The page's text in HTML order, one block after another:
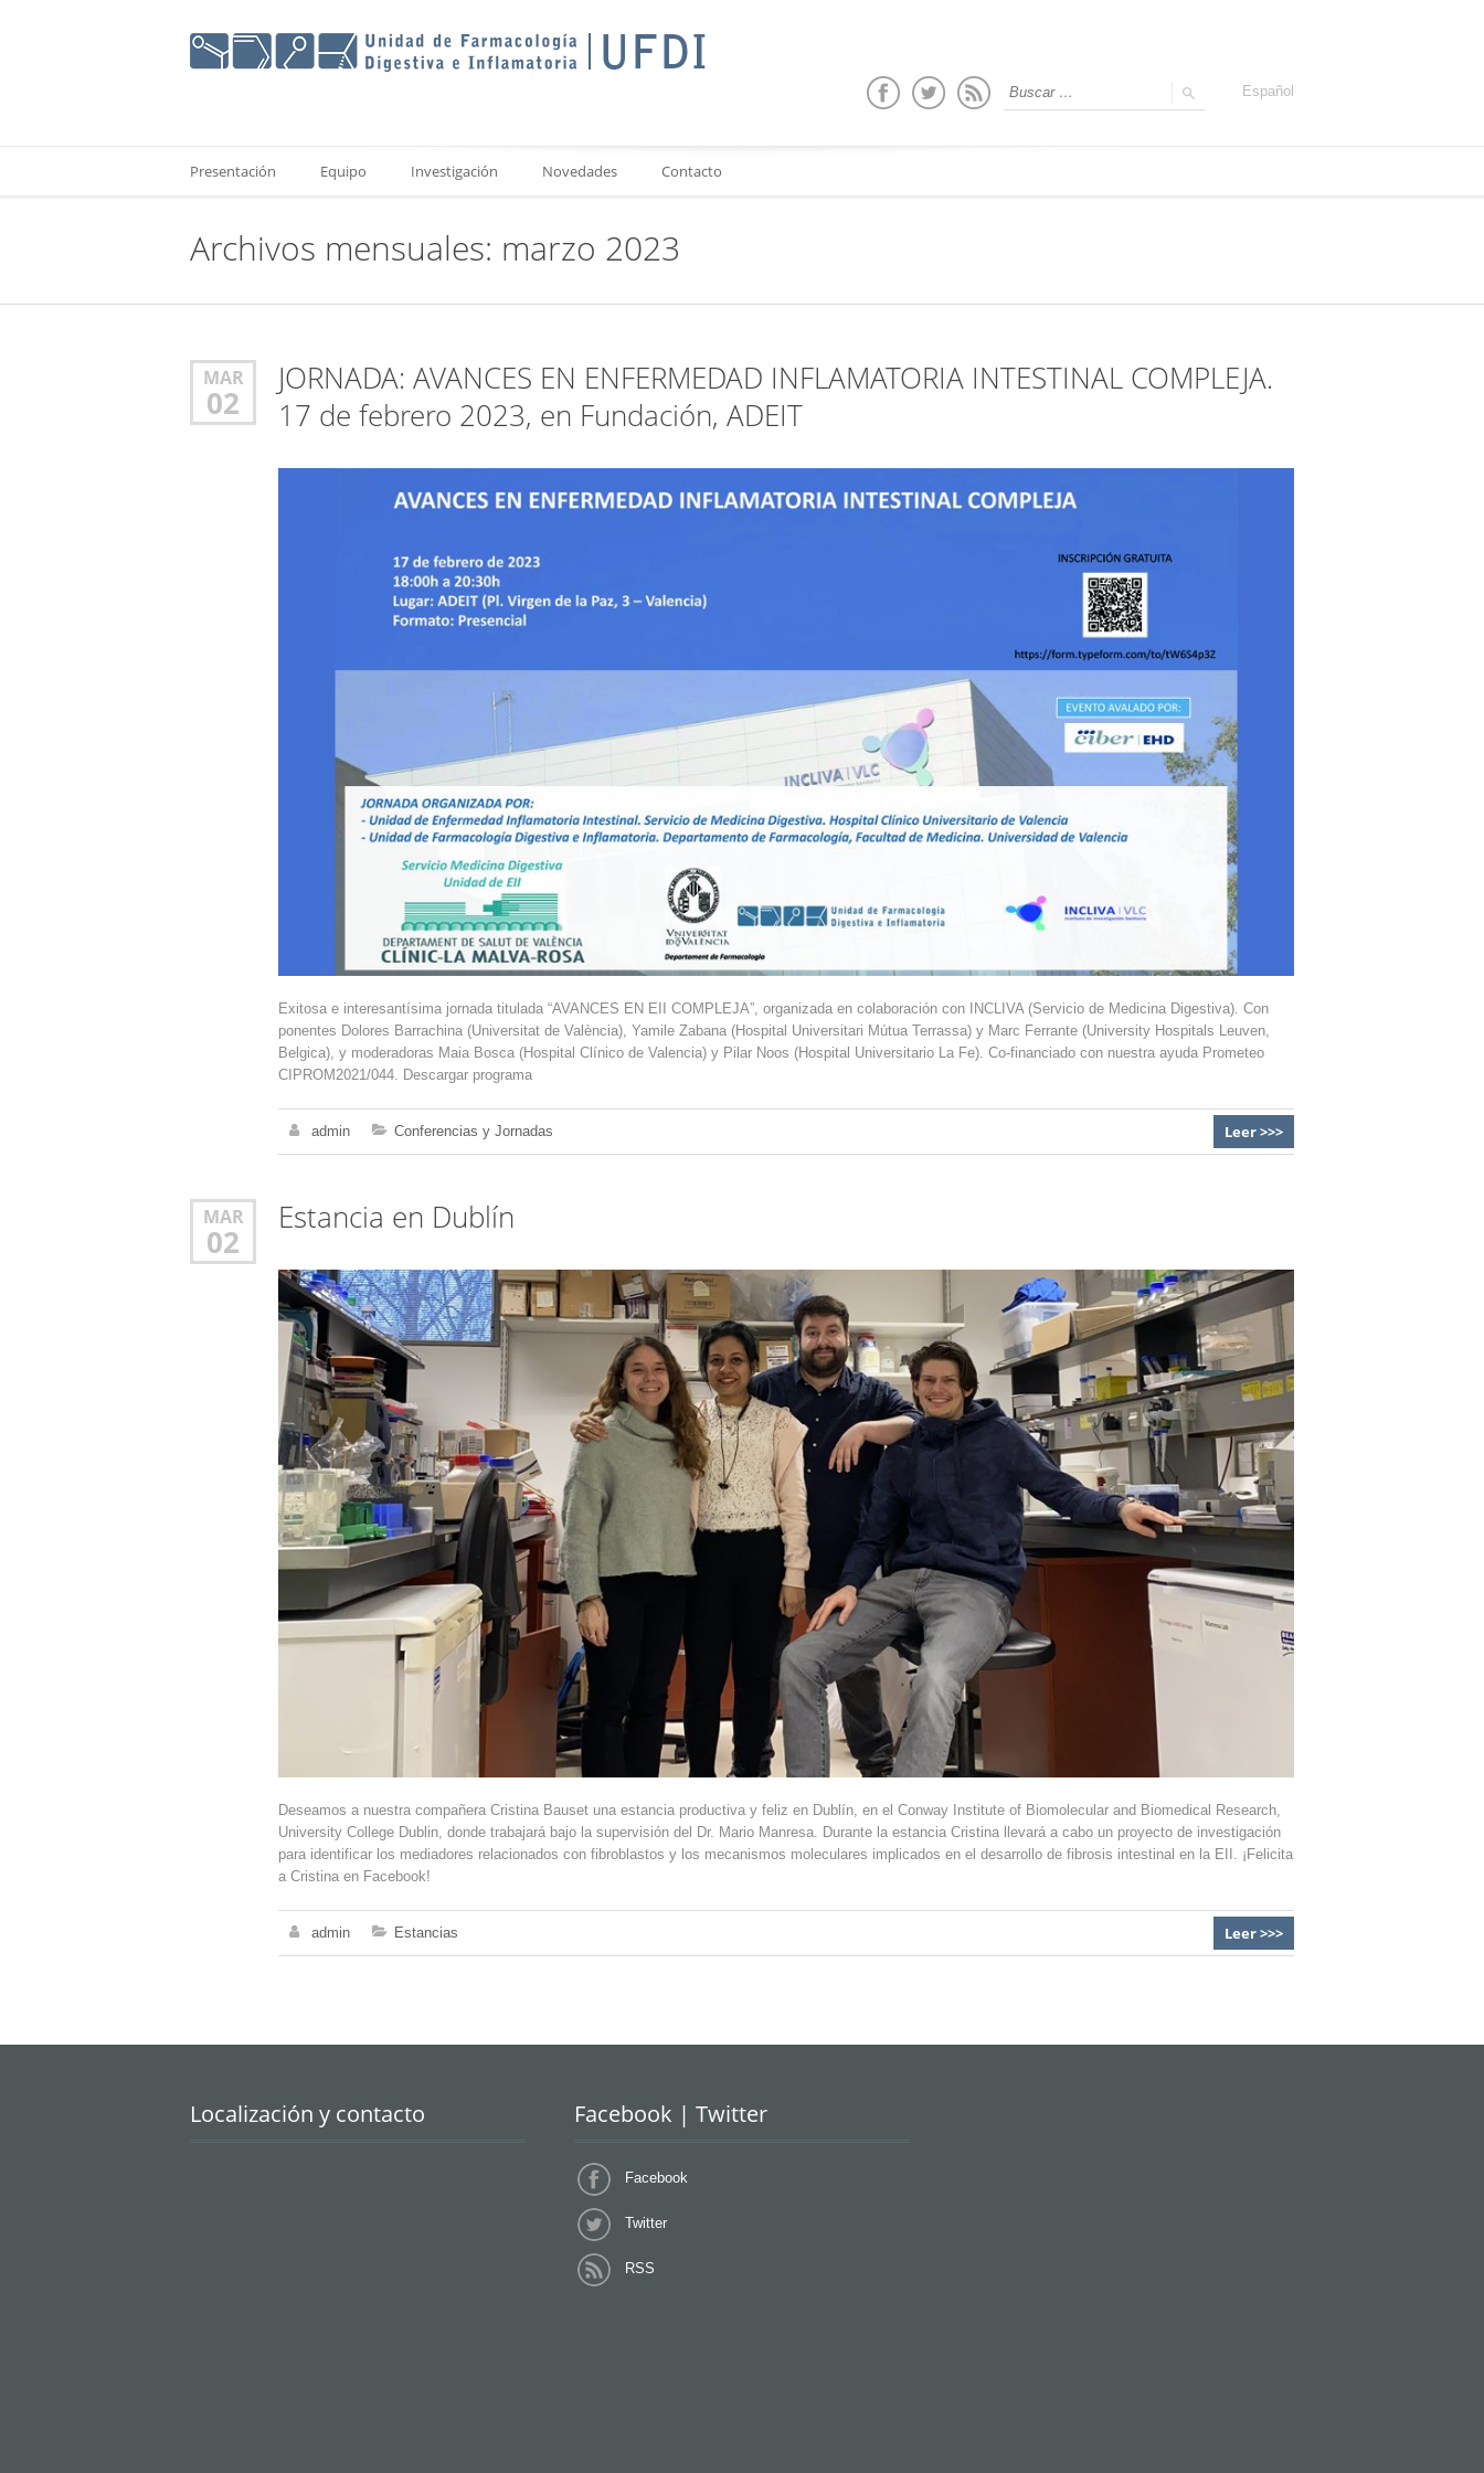
Español
Presentación Equipo Investigación Novedades Contacto
Archivos mensuales: marzo 2023
MAR
02
JORNADA: AVANCES EN ENFERMEDAD INFLAMATORIA INTESTINAL COMPLEJA.
17 de febrero 2023, en Fundación, ADEIT
Exitosa e interesantísima jornada titulada “AVANCES EN EII COMPLEJA”, organizada en colaboración con INCLIVA (Servicio de Medicina Digestiva). Con
ponentes Dolores Barrachina (Universitat de València), Yamile Zabana (Hospital Universitari Mútua Terrassa) y Marc Ferrante (University Hospitals Leuven,
Belgica), y moderadoras Maia Bosca (Hospital Clínico de Valencia) y Pilar Noos (Hospital Universitario La Fe). Co-financiado con nuestra ayuda Prometeo
CIPROM2021/044. Descargar programa
admin Conferencias y Jornadas Leer >>>
MAR
02
Estancia en Dublín
Deseamos a nuestra compañera Cristina Bauset una estancia productiva y feliz en Dublín, en el Conway Institute of Biomolecular and Biomedical Research,
University College Dublin, donde trabajará bajo la supervisión del Dr. Mario Manresa. Durante la estancia Cristina llevará a cabo un proyecto de investigación
para identificar los mediadores relacionados con fibroblastos y los mecanismos moleculares implicados en el desarrollo de fibrosis intestinal en la EII. ¡Felicita
a Cristina en Facebook!
admin Estancias Leer >>>
Localización y contacto Facebook | Twitter
Facebook
Twitter
RSS